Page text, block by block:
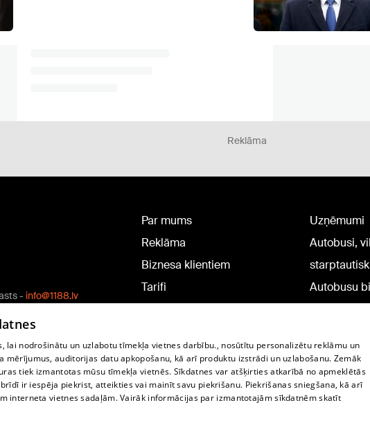
Reklāma
- info@1188.lv
MEDIA.
Par mums
Reklāma
Biznesa klientiem
Tarifi
Politiskā reklāma
Sīkdatņu lietošanas
noteikumi
Uzņēmumi
Autobusi,
Autobusu
lai nodrošinātu un uzlabotu tīmekļa vietnes darbību., nosūtītu personalizētu reklāmu un
auditorijas datu apkopošanu, kā arī produktu izstrādi un uzlabošanu. Zemāk
tiek izmantotas mūsu tīmekļa vietnēs. Sīkdatnes var atšķirties atkarībā no apmeklētās
ir iespēja piekrist, atteikties vai mainīt savu piekrišanu. Piekrišanas sniegšana, kā arī
interneta vietnes sadaļām. Vairāk informācijas par izmantotajām sīkdatnēm skatīt